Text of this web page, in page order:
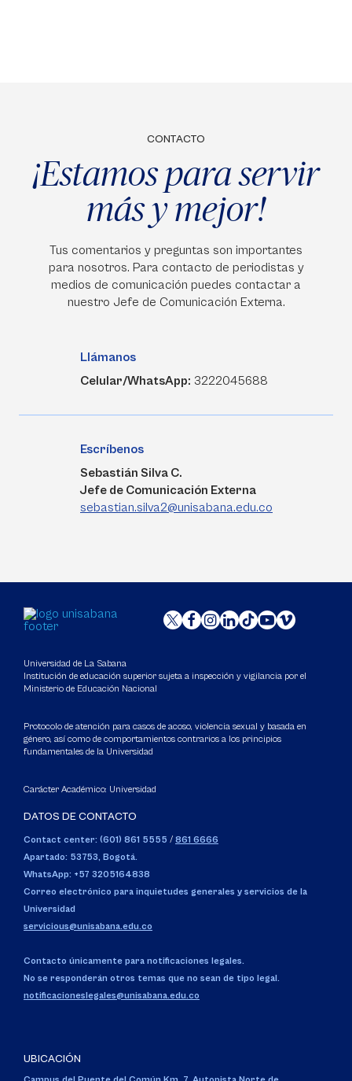
CONTACTO
¡Estamos para servir
más y mejor!
Tus comentarios y preguntas son importantes
para nosotros. Para contacto de periodistas y
medios de comunicación puedes contactar a
nuestro Jefe de Comunicación Externa.
Llámanos
Celular/WhatsApp: 3222045688
Escríbenos
Sebastián Silva C.
Jefe de Comunicación Externa
sebastian.silva2@unisabana.edu.co
Universidad de La Sabana
Institución de educación superior sujeta a inspección y vigilancia por el
Ministerio de Educación Nacional
Protocolo de atención para casos de acoso, violencia sexual y basada en
género, así como de comportamientos contrarios a los principios
fundamentales de la Universidad
Carácter Académico: Universidad
DATOS DE CONTACTO
Contact center: (601) 861 5555 / 861 6666
Apartado: 53753, Bogotá.
WhatsApp: +57 3205164838
Correo electrónico para inquietudes generales y servicios de la
Universidad
servicious@unisabana.edu.co
Contacto únicamente para notificaciones legales.
No se responderán otros temas que no sean de tipo legal.
notificacioneslegales@unisabana.edu.co
UBICACIÓN